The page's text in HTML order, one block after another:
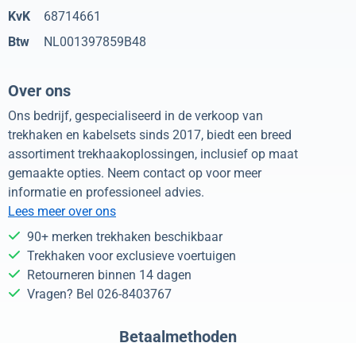
KvK
68714661
Btw
NL001397859B48
Over ons
Ons bedrijf, gespecialiseerd in de verkoop van
trekhaken en kabelsets sinds 2017, biedt een breed
assortiment trekhaakoplossingen, inclusief op maat
gemaakte opties. Neem contact op voor meer
informatie en professioneel advies.
Lees meer over ons
90+ merken trekhaken beschikbaar
Trekhaken voor exclusieve voertuigen
Retourneren binnen 14 dagen
Vragen? Bel 026-8403767
Betaalmethoden